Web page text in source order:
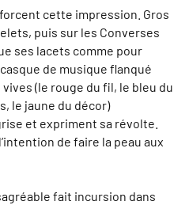
cette impression. Gros
puis sur les Converses
ses lacets comme pour
de musique flanqué
(le rouge du fil, le bleu du
le jaune du décor)
et expriment sa révolte.
de faire la peau aux
fait incursion dans